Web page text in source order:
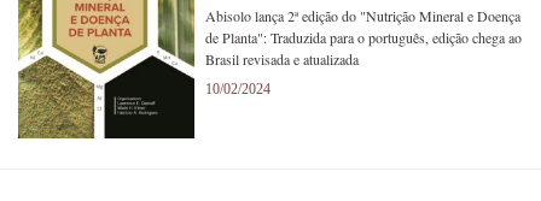
Abisolo lança 2ª edição do "Nutrição Mineral e Doença
de Planta": Traduzida para o português, edição chega ao
Brasil revisada e atualizada
10/02/2024